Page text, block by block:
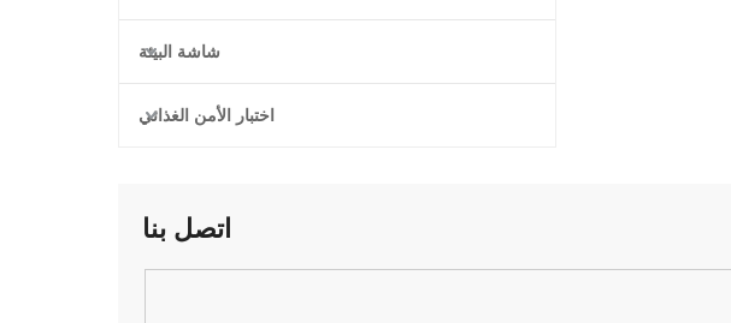
شاشة البيئة
اختبار الأمن الغذائي
اتصل بنا